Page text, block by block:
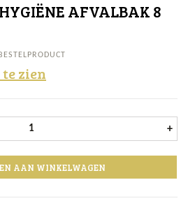
AFVALBAK 8
BESTELPRODUCT
zien
Katrin Dameshygiëne Afvalbak 8
+
AAN WINKELWAGEN